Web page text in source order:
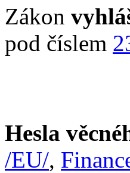
Zákon
pod číslem
Hesla
/EU/,